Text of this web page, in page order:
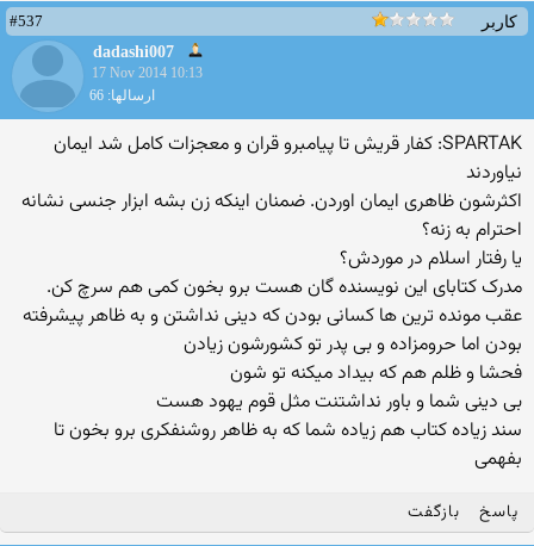
کاربر
#537
dadashi007
17 Nov 2014 10:13
ارسالها: 66
SPARTAK: کفار قریش تا پیامبرو قران و معجزات کامل شد ایمان
نیاوردند
اکثرشون ظاهری ایمان اوردن. ضمنان اینکه زن بشه ابزار جنسی نشانه
احترام به زنه؟
یا رفتار اسلام در موردش؟
مدرک کتابای این نویسنده گان هست برو بخون کمی هم سرچ کن.
عقب مونده ترین ها کسانی بودن که دینی نداشتن و به ظاهر پیشرفته
بودن اما حرومزاده و بی پدر تو کشورشون زیادن
فحشا و ظلم هم که بیداد میکنه تو شون
بی دینی شما و باور نداشتنت مثل قوم یهود هست
سند زیاده کتاب هم زیاده شما که به ظاهر روشنفکری برو بخون تا
بفهمی
پاسخ بازگفت